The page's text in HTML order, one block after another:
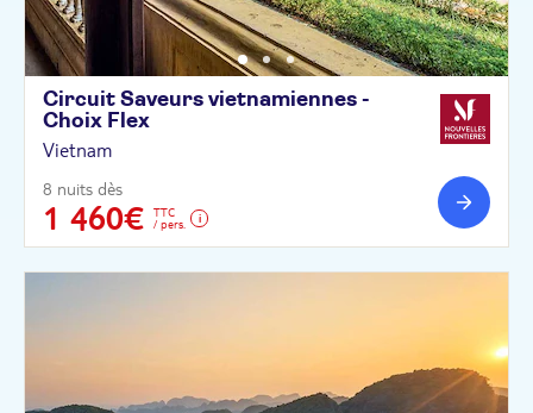
Circuit Saveurs vietnamiennes -
Choix Flex
Vietnam
8 nuits dès
1 460€
TTC
/ pers.